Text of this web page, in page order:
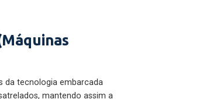
tecnologia embarcada
mantendo assim a